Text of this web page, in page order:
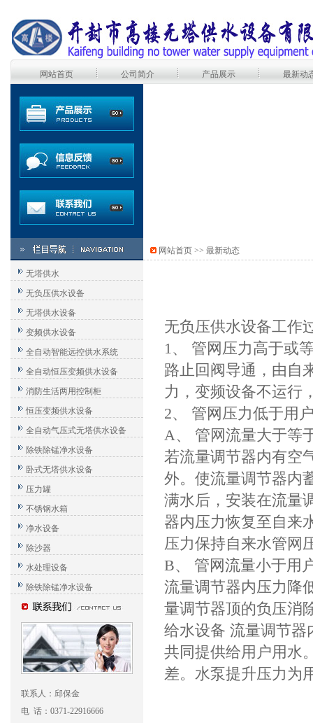
网站首页 公司简介 产品展示 最新动
无塔供水
无负压供水设备
无塔供水设备
变频供水设备
全自动智能远控供水系统
全自动恒压变频供水设备
消防生活两用控制柜
恒压变频供水设备
全自动气压式无塔供水设备
除铁除锰净水设备
卧式无塔供水设备
压力罐
不锈钢水箱
净水设备
除沙器
水处理设备
除铁除锰净水设备
联系人：邱保金
电 话：0371-22916666
网站首页 >> 最新动态
无负压供水设备工作
1、 管网压力高于或
路止回阀导通，由自
力，变频设备不运行
2、 管网压力低于用
A、 管网流量大于等
若流量调节器内有空
外。使流量调节器内
满水后，安装在流量
器内压力恢复至自来
压力保持自来水管网
B、 管网流量小于用
流量调节器内压力降
量调节器顶的负压消
给水设备 流量调节器
共同提供给用户用水
差。水泵提升压力为